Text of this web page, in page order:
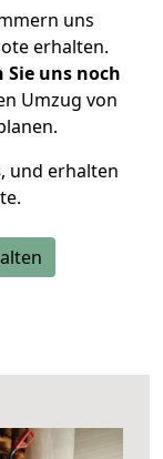
uns
erhalten.
uns noch
Umzug von
, und erhalten